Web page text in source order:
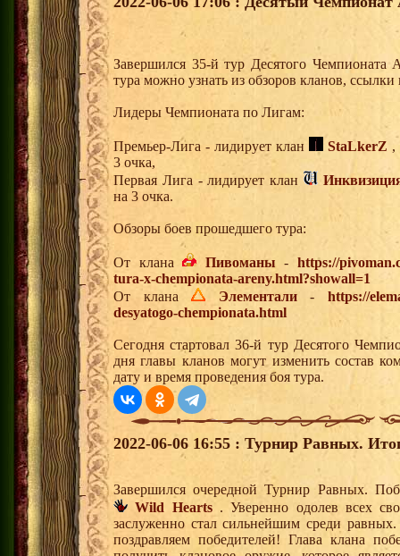
Завершился 35-й тур Десятого
тура можно узнать из обзоров кланов,
Лидеры Чемпионата по Лигам:
Премьер-Лига - лидирует клан StaLkerZ ,
3 очка,
Первая Лига - лидирует клан
на 3 очка.
Обзоры боев прошедшего тура:
От клана Пивоманы -https://
tura-x-chempionata-areny.html?showall=1
От клана
Элементали-https://
desyatogo-chempionata.html
Сегодня стартовал 36-й тур Десятого
дня главы кланов могут изменить состав
дату и время проведения боя тура.
2022-06-06 16:55 : Турнир Равных.
Завершился очередной Турнир Равных.
Wild Hearts. Уверенно одолев всех
заслуженно стал сильнейшим среди
поздравляем победителей! Глава клана